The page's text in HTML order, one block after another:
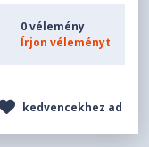
0 vélemény
Írjon véleményt
kedvencekhez ad